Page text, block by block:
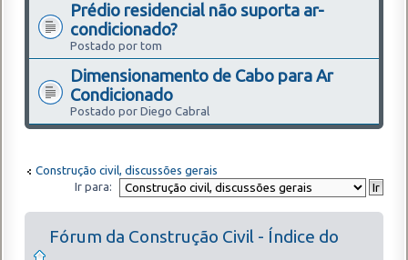
Prédio residencial não suporta ar-
condicionado?
Postado por tom
Dimensionamento de Cabo para Ar
Condicionado
Postado por Diego Cabral
Construção civil, discussões gerais
Ir para:
Fórum da Construção Civil - Índice do